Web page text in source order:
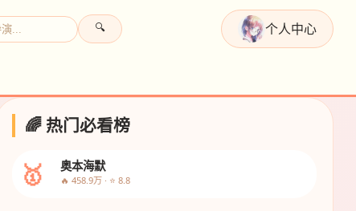
🔍 个人中心
🌈 热门必看榜
🥇 奥本海默
🔥 458.9万 · ⭐ 8.8